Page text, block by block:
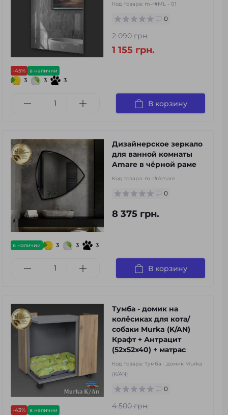
-45% в наличии
3 3 3
Код товара: m-r#ML - 01
0
2 090 грн.
1 155 грн.
В корзину
в наличии 3 3 3
Дизайнерское зеркало
для ванной комнаты
Amare в чёрной раме
Код товара: m-r#Amare
0
8 375 грн.
В корзину
-43% в наличии
Тумба - домик на
колёсиках для кота/
собаки Murka (K/AN)
Крафт + Антрацит
(52x52x40) + матрас
Код товара: Тумба - домик Murka
(K/AN)
0
4 500 грн.